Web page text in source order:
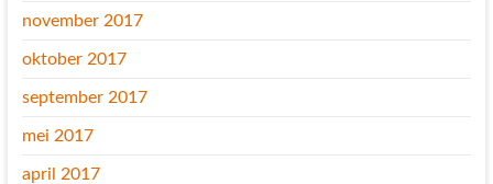
november 2017
oktober 2017
september 2017
mei 2017
april 2017